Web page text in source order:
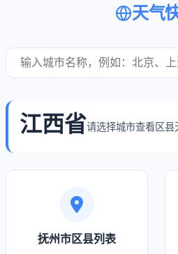
天气
江西省请选择城市查看区县
抚州市区县列表